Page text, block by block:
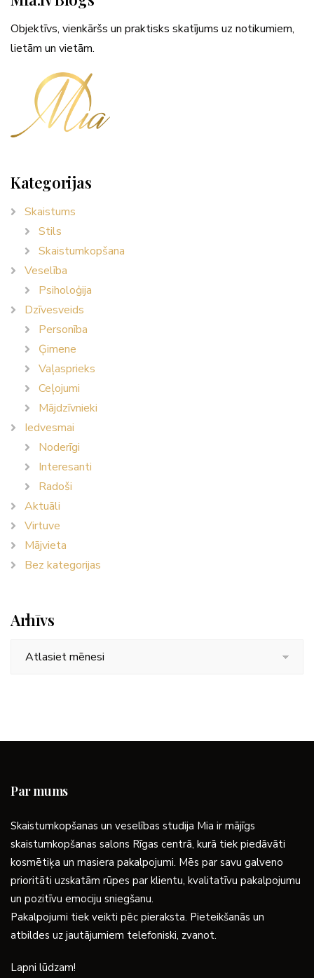
Objektīvs, vienkāršs un praktisks skatījums uz notikumiem,
lietām un vietām.
Kategorijas
Skaistums
Stils
Skaistumkopšana
Veselība
Psiholoģija
Dzīvesveids
Personība
Ģimene
Vaļasprieks
Ceļojumi
Mājdzīvnieki
Iedvesmai
Noderīgi
Interesanti
Radoši
Aktuāli
Virtuve
Mājvieta
Bez kategorijas
Arhīvs
Par mums
Skaistumkopšanas un veselības studija Mia ir mājīgs
skaistumkopšanas salons Rīgas centrā, kurā tiek piedāvāti
kosmētiķa un masiera pakalpojumi. Mēs par savu galveno
prioritāti uzskatām rūpes par klientu, kvalitatīvu pakalpojumu
un pozitīvu emociju sniegšanu.
Pakalpojumi tiek veikti pēc pieraksta. Pieteikšanās un
atbildes uz jautājumiem telefoniski, zvanot.
Lapni lūdzam!